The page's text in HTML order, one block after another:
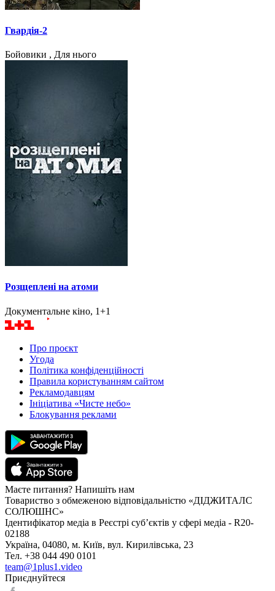
Гвардія-2
Бойовики , Для нього
Розщеплені на атоми
Документальне кіно, 1+1
Про проєкт
Угода
Політика конфіденційності
Правила користуванням сайтом
Рекламодавцям
Ініціатива «Чисте небо»
Блокування реклами
Маєте питання? Напишіть нам
Товариство з обмеженою відповідальністю «ДІДЖИТАЛС
СОЛЮШНС»
Ідентифікатор медіа в Реєстрі суб’єктів у сфері медіа - R20-
02188
Україна, 04080, м. Київ, вул. Кирилівська, 23
Тел. +38 044 490 0101
team@1plus1.video
Приєднуйтеся